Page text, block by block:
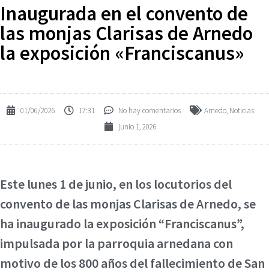
Inaugurada en el convento de
las monjas Clarisas de Arnedo
la exposición «Franciscanus»
01/06/2026 17:31 No hay comentarios Arnedo, Noticias
junio 1, 2026
Este lunes 1 de junio, en los locutorios del
convento de las monjas Clarisas de Arnedo, se
ha inaugurado la exposición “Franciscanus”,
impulsada por la parroquia arnedana con
motivo de los 800 años del fallecimiento de San